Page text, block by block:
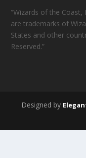
“Wizards of the
are trademarks of
States and other
Reserved.”
Designed by